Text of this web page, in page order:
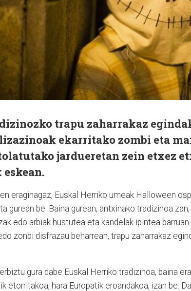
trapu zaharrakaz
ekarritako zombi eta
jardueretan zein etxez
eraginagaz, Euskal Herriko umeak Halloween
gurean be. Baina gurean, antxinako tradizinoa
edo arbiak hustutea eta kandelak ipintea
zonbi disfrazau beharrean, trapu zaharrakaz
gura dabe Euskal Herriko tradizinoa, baina
etorritakoa, hara Europatik eroandakoa, izan be.